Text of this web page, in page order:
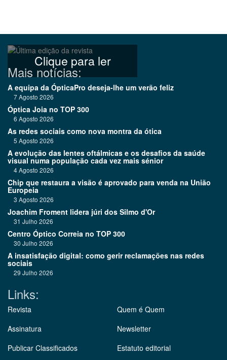
Clique para ler
Mais notícias:
A equipa da ÓpticaPro deseja-lhe um verão feliz
7 Agosto 2026
Óptica Joia no TOP 300
6 Agosto 2026
As redes sociais como nova montra da ótica
5 Agosto 2026
A evolução das lentes oftálmicas e os desafios da saúde
visual numa população cada vez mais sénior
4 Agosto 2026
Chip que restaura a visão é aprovado para venda na União
Europeia
3 Agosto 2026
Joachim Froment lidera júri dos Silmo d'Or
31 Julho 2026
Centro Óptico Correia no TOP 300
30 Julho 2026
A insatisfação digital: como gerir reclamações nas redes
sociais
29 Julho 2026
Links:
Revista
Assinatura
Publicar Classificados
Quem é Quem
Newsletter
Estatuto editorial